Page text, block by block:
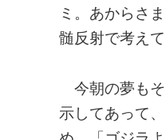
ミ。あからさ
髄反射で考え
今朝の夢も
示してあって